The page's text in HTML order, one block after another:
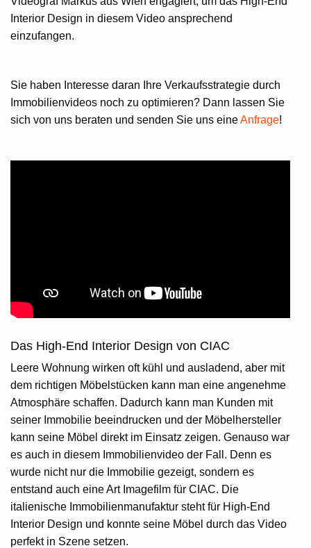
Interior Design in diesem Video ansprechend
einzufangen.
Sie haben Interesse daran Ihre Verkaufsstrategie durch
Immobilienvideos noch zu optimieren? Dann lassen Sie
sich von uns beraten und senden Sie uns eineAnfrage!
Das High-End Interior Design von CIAC
Leere Wohnung wirken oft kühl und ausladend, aber mit
dem richtigen Möbelstücken kann man eine angenehme
Atmosphäre schaffen. Dadurch kann man Kunden mit
seiner Immobilie beeindrucken und der Möbelhersteller
kann seine Möbel direkt im Einsatz zeigen. Genauso war
es auch in diesem Immobilienvideo der Fall. Denn es
wurde nicht nur die Immobilie gezeigt, sondern es
entstand auch eine Art Imagefilm für CIAC. Die
italienische Immobilienmanufaktur steht für High-End
Interior Design und konnte seine Möbel durch das Video
perfekt in Szene setzen.